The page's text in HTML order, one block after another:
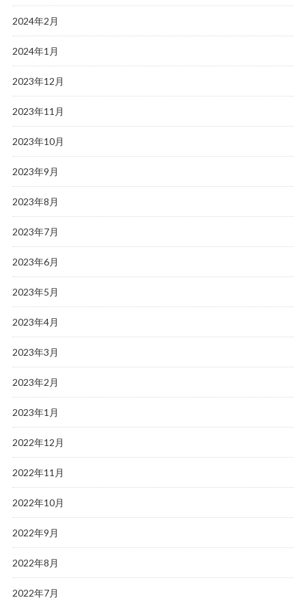
2024年2月
2024年1月
2023年12月
2023年11月
2023年10月
2023年9月
2023年8月
2023年7月
2023年6月
2023年5月
2023年4月
2023年3月
2023年2月
2023年1月
2022年12月
2022年11月
2022年10月
2022年9月
2022年8月
2022年7月